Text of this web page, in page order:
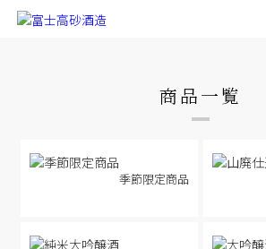
商品一覧
季節限定商品